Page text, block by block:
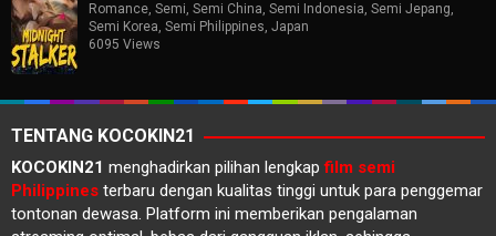
Romance, Semi, Semi China, Semi Indonesia, Semi Jepang,
Semi Korea, Semi Philippines, Japan
6095 Views
TENTANG KOCOKIN21
KOCOKIN21 menghadirkan pilihan lengkapfilm semi
Philippines terbaru dengan kualitas tinggi untuk para penggemar
tontonan dewasa. Platform ini memberikan pengalaman